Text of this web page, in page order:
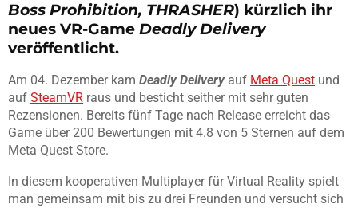
Boss Prohibition, THRASHER) kürzlich ihr
neues VR-Game Deadly Delivery
veröffentlicht.
Am 04. Dezember kam Deadly Deliveryauf Meta Quest und
auf SteamVR raus und besticht seither mit sehr guten
Rezensionen. Bereits fünf Tage nach Release erreicht das
Game über 200 Bewertungen mit 4.8 von 5 Sternen auf dem
Meta Quest Store.
In diesem kooperativen Multiplayer für Virtual Reality spielt
man gemeinsam mit bis zu drei Freunden und versucht sich